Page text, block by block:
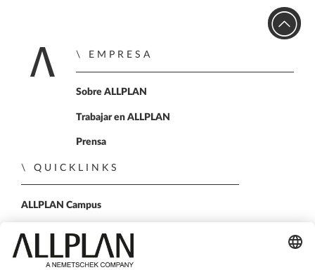
Home
EMPRESA
Sobre ALLPLAN
Trabajar en ALLPLAN
Prensa
QUICKLINKS
ALLPLAN Campus
BIMPLUS Login